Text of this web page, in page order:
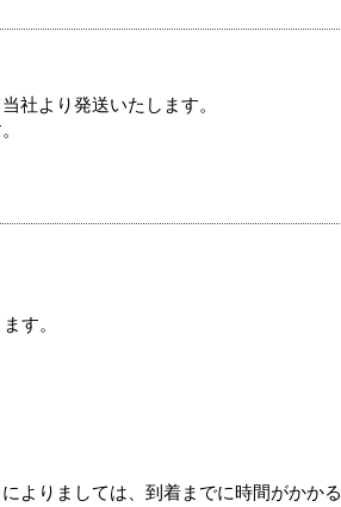
社より発送いたします。
す。
よりましては、到着までに時間がかかる